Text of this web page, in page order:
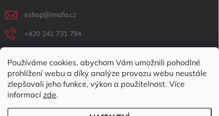
Používáme cookies, abychom Vám umožnili pohodlné
prohlížení webu a díky analýze provozu webu neustále
zlepšovali jeho funkce, výkon a použitelnost. Více
informacízde.
eshop@imofa.cz
+420 241 731 794
IMOFA Facebook
imofa_s.r.o